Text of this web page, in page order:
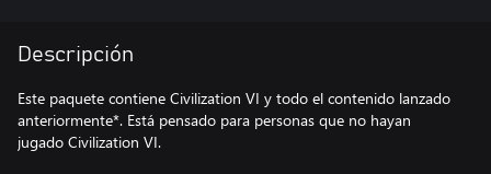
Descripción
Este paquete contiene Civilization VI y todo el contenido lanzado
anteriormente*. Está pensado para personas que no hayan
jugado Civilization VI.